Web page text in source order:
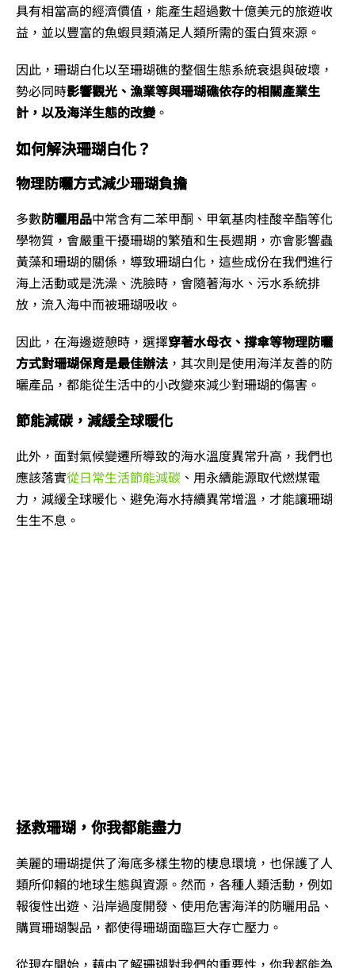
具有相當高的經濟價值，能產生超過數十億美元的旅遊收
益，並以豐富的魚蝦貝類滿足人類所需的蛋白質來源。
因此，珊瑚白化以至珊瑚礁的整個生態系統衰退與破壞，
勢必同時影響觀光、漁業等與珊瑚礁依存的相關產業生
計，以及海洋生態的改變。
如何解決珊瑚白化？
物理防曬方式減少珊瑚負擔
多數防曬用品中常含有二苯甲酮、甲氧基肉桂酸辛酯等化
學物質，會嚴重干擾珊瑚的繁殖和生長週期，亦會影響蟲
黃藻和珊瑚的關係，導致珊瑚白化，這些成份在我們進行
海上活動或是洗澡、洗臉時，會隨著海水、污水系統排
放，流入海中而被珊瑚吸收。
因此，在海邊遊憩時，選擇穿著水母衣、撐傘等物理防曬
方式對珊瑚保育是最佳辦法 ，其次則是使用海洋友善的防
曬產品，都能從生活中的小改變來減少對珊瑚的傷害。
節能減碳，減緩全球暖化
此外，面對氣候變遷所導致的海水溫度異常升高，我們也
應該落實從日常生活節能減碳 、用永續能源取代燃煤電
力，減緩全球暖化、避免海水持續異常增溫，才能讓珊瑚
生生不息。
拯救珊瑚，你我都能盡力
美麗的珊瑚提供了海底多樣生物的棲息環境，也保護了人
類所仰賴的地球生態與資源。然而，各種人類活動，例如
報復性出遊、沿岸過度開發、使用危害海洋的防曬用品、
購買珊瑚製品，都使得珊瑚面臨巨大存亡壓力。
從現在開始，藉由了解珊瑚對我們的重要性，你我都能為